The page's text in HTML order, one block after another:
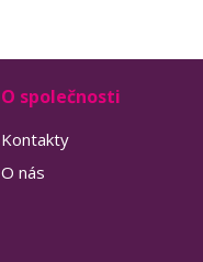
O společnosti
Kontakty
O nás